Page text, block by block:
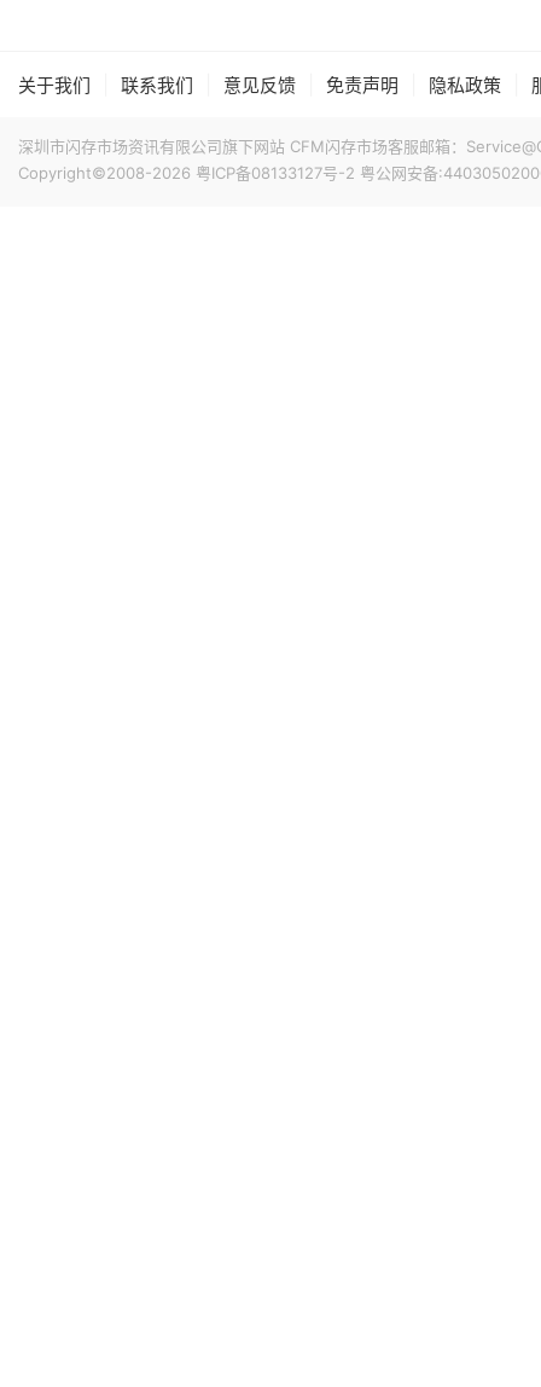
关于我们 联系我们 意见反馈 免责声明 隐私政策
深圳市闪存市场资讯有限公司旗下网站 CFM闪存市场客服邮箱：
Copyright©2008-2026 粤ICP备08133127号-2 粤公网安备